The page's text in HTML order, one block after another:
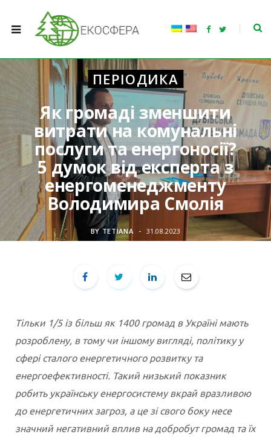
F
b
o
o
T
t
ПЕРІОДИКА
Як громаді зменшити
витрати на комунальні
послуги та енергоносії?
5 думок від експерта з
енергоменеджменту
Володимира Смолія
BY TETIANA 31.08.2023
Тільки 1/5 із більш як 1400 громад в Україні мають
розроблену, в тому чи іншому вигляді, політику у
сфері сталого енергетичного розвитку та
енергоефективності. Такий низький показник
робить українську енергосистему вкрай вразливою
до енергетичних загроз, а це зі свого боку несе
значний негативний вплив на добробут громад та їх